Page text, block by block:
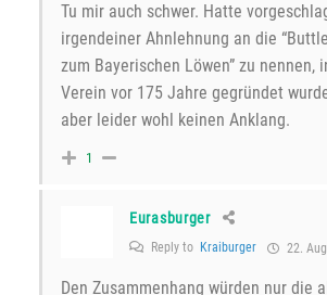
Tu mir auch schwer. Hatte
irgendeiner Ahnlehnung an die
zum Bayerischen Löwen” zu nennen,
Verein vor 175 Jahre gegründet
aber leider wohl keinen Anklang.
1
Eurasburger
Reply to Kraiburger 22.
Den Zusammenhang würden nur die